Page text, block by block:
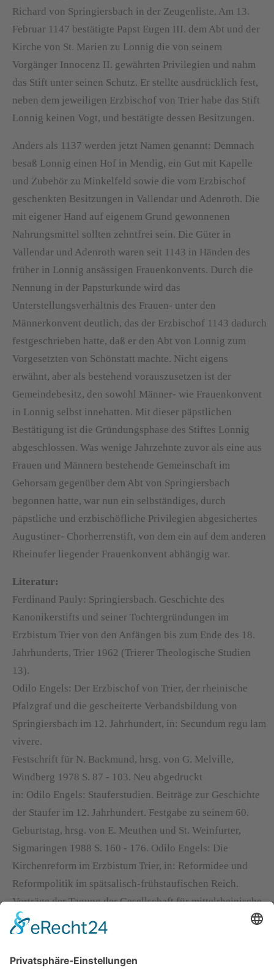
Richard von Springiersbach in der Zeugenliste. Am 13.
Februar 1147 bestätigte Papst Eugen III. dem Abt und der
Kirche von St. Marien zu Lonnig die von seinem
Vorgänger Innocenz II. gewährten Privilegien und nahm
das Stift unter seinen Schutz. Er stellte ausdrücklich fest,
neben dem jeweiligen Erzbischof von Trier habe das Stift
Lonnig keinen Vogt, und bestätigte dessen Besitzungen.
Anders als 1137 werden jetzt Namen genannt: Demnach
besaß Lonnig einen Hof in Mendig, ein Gut mit Kapelle
und Zubehör zu Minkelfeld sowie die vom Erzbischof
geschenkten Besitzungen in Vallendar und Adenroth. Die
mit eigener Hand auf eigenem Grund gewonnenen
Nahrungsmittel sollten zehntfrei sein. Die Güter in
Vallendar und Adenroth waren seit 1143 in Händen des
früher in Lonnig ansässigen Frauenkonvents. Durch die
Nennung in der Papsturkunde wird das
Unterstellungsverhältnis des Frauen- unter den
Männerkonvent deutlich, das der Erzbischof 1143 dadurch
festgeschrieben hatte, daß er den Abt von Lonnig zum
Vorgesetzten von Schönstatt machte. Nicht eigens
erwähnt, aber als bestehend vorauszusetzen ist der
Gemeindebesitz, den sowohl Männer- wie Frauenkonvent
in Lonnig selbst innehatten. Mit dieser päpstlichen
Bestätigung ist die Gründungsphase des Stiftes Lonnig
abgeschlossen. Was wenige Jahrzehnte zuvor als eine aus
Frauen und Männern bestehende Gemeinschaft im
Gehorsam gegenüber dem Abt von Springiersbach
begonnen hatte, war nun ein selbständiges, durch
päpstliche und erzbischöfliche Privilegien abgesichertes
Augustiner- Chorherrenstift, von dem ein auf dem anderen
Rheinufer liegender Frauenkonvent abhängig war.
Literatur:
Ferdinand Pauly: Springiersbach. Geschichte des
Kanonikerstifts und seiner Tochtergründungen im
Erzbistum Trier von den Anfängen bis zum Ende des 18.
Jahrhunderts, Trier 1962 (Trierer Theologische Studien
13).
Odilo Engels: Der Erzbischof von Trier, der rheinische
Pfalzgraf und die gescheiterte Verbandsbildung von
Springiersbach im 12. Jahrhundert, in: Secundum regu lam
vivere.
Festschrift für N. Backmund, hrsg. von G. Melville,
Windberg 1978 S. 87 - 103. Neu abgedruckt
in: Odilo Engels: Stauferstudien. Beiträge zur Geschichte
der Staufer im 12. Jahrhundert. Festgabe zu seinem 60.
Geburtstag, hrsg. von E. Meuthen und St. Weinfurter,
Sigmaringen 1988 S. 160 - 176. Odilo Engels: Die
Kirchenreform im Erzbistum Trier, in: Reformidee und
Reformpolitik im spätsalisch-frühstaufischen Reich.
Vorträge der Tagung der Gesellschaft für mittelrheinische
Kirchengeschichte vom 11. bis 13. September 1991 in
Trier, hrsg. von St. Weinfurter, Mainz 1992 (Quellen und
Abhandlungen zur mittelrheinischen Kirchengeschichte